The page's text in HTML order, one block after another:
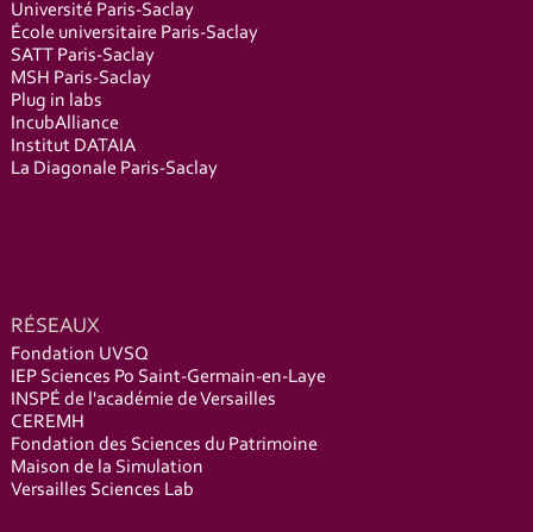
Université Paris-Saclay
École universitaire Paris-Saclay
SATT Paris-Saclay
MSH Paris-Saclay
Plug in labs
IncubAlliance
Institut DATAIA
La Diagonale Paris-Saclay
RÉSEAUX
Fondation UVSQ
IEP Sciences Po Saint-Germain-en-Laye
INSPÉ de l'académie de Versailles
CEREMH
Fondation des Sciences du Patrimoine
Maison de la Simulation
Versailles Sciences Lab